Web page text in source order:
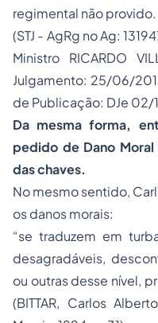
regimental não provido.
(STJ - AgRg no Ag:
Ministro RICARDO
Julgamento: 25/06/
de Publicação: DJe 02/
Da mesma forma,
pedido de Dano Moral
das chaves.
No mesmo sentido,
os danos morais:
“se traduzem em
desagradáveis,
ou outras desse nível,
(BITTAR, Carlos